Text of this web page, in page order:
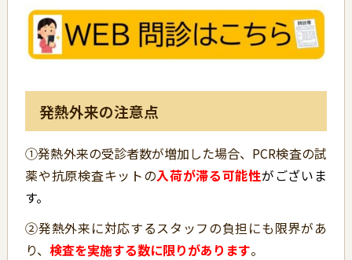
発熱外来の注意点
➀発熱外来の受診者数が増加した場合、PCR検査の試
薬や抗原検査キットの入荷が滞る可能性がございま
す。
②発熱外来に対応するスタッフの負担にも限界があ
り、検査を実施する数に限りがあります。